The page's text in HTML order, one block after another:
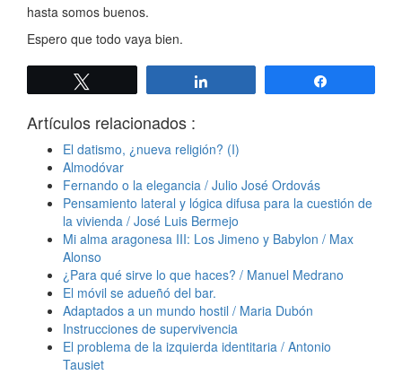
hasta somos buenos.
Espero que todo vaya bien.
Artículos relacionados :
El datismo, ¿nueva religión? (I)
Almodóvar
Fernando o la elegancia / Julio José Ordovás
Pensamiento lateral y lógica difusa para la cuestión de
la vivienda / José Luis Bermejo
Mi alma aragonesa III: Los Jimeno y Babylon / Max
Alonso
¿Para qué sirve lo que haces? / Manuel Medrano
El móvil se adueñó del bar.
Adaptados a un mundo hostil / Maria Dubón
Instrucciones de supervivencia
El problema de la izquierda identitaria / Antonio
Tausiet